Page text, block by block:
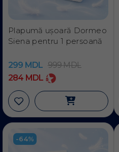
Plapumă ușoară Dormeo
Siena pentru 1 persoană
299 MDL 999MDL
284 MDL
-64%